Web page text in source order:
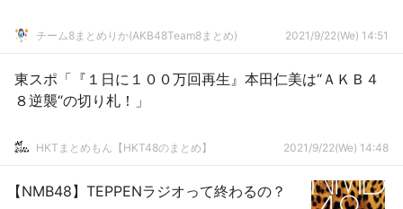
チーム8まとめりか(AKB48Team8まとめ) 2021/9/22(We) 14:51
東スポ「『１日に１００万回再生』本田仁美は“ＡＫＢ４
８逆襲“の切り札！」
HKTまとめもん【HKT48のまとめ】 2021/9/22(We) 14:48
【NMB48】TEPPENラジオって終わるの？